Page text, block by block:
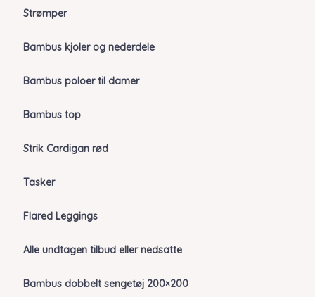
Strømper
Bambus kjoler og nederdele
Bambus poloer til damer
Bambus top
Strik Cardigan rød
Tasker
Flared Leggings
Alle undtagen tilbud eller nedsatte
Bambus dobbelt sengetøj 200×200